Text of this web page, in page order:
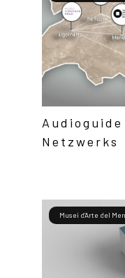
Audioguide
Netzwerks
Musei d’Arte del